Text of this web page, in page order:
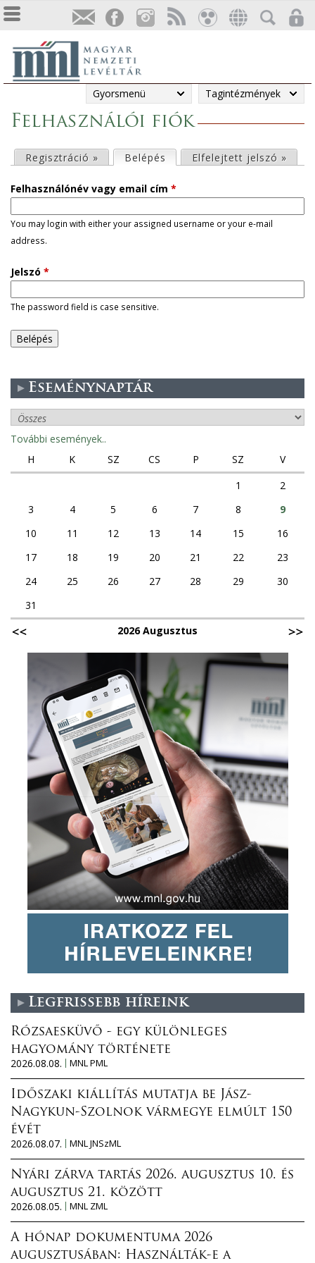
Gyorsmenü Tagintézmények
Felhasználói fiók
l
s
ő
d
l
e
e
s
Regisztráció » Belépés (aktív fül)Elfelejtett jelszó »
Felhasználónév vagy email cím *
You may login with either your assigned username or your e-mail
address.
Jelszó *
The password field is case sensitive.
Eseménynaptár
További események..
H
K SZ CS P SZ
V
1
2
3
4 5 6 7 8
9
10
11 12 13 14 15
16
17
18 19 20 21 22
23
24
25 26 27 28 29
30
31
2026 Augusztus
Legfrissebb híreink
Rózsaesküvő - egy különleges
hagyomány története
2026.08.08.
MNL PML
Időszaki kiállítás mutatja be Jász-
Nagykun-Szolnok vármegye elmúlt 150
évét
2026.08.07.
MNL JNSzML
Nyári zárva tartás 2026. augusztus 10. és
augusztus 21. között
2026.08.05.
MNL ZML
A hónap dokumentuma 2026
augusztusában: Használták-e a